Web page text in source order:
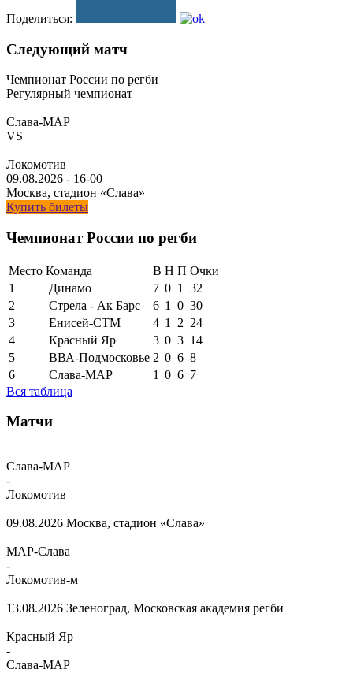
Поделиться:
Следующий матч
Чемпионат России по регби
Регулярный чемпионат
Слава-МАР
VS
Локомотив
09.08.2026 - 16-00
Москва, стадион «Слава»
Купить билеты
Чемпионат России по регби
Место Команда В Н П Очки
1
Динамо 7 0 1
32
2
Стрела - Ак Барс 6 1 0 30
3
Енисей-СТМ 4 1 2 24
4
Красный Яр 3 0 3 14
5
ВВА-Подмосковье 2 0 6 8
6
Слава-МАР 1 0 6 7
Вся таблица
Матчи
Слава-МАР
-
Локомотив
09.08.2026 Москва, стадион «Слава»
МАР-Слава
-
Локомотив-м
13.08.2026 Зеленоград, Московская академия регби
Красный Яр
-
Слава-МАР